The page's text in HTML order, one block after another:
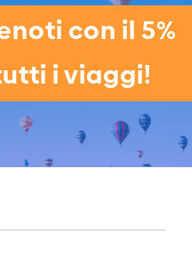
con il 5%
i viaggi!